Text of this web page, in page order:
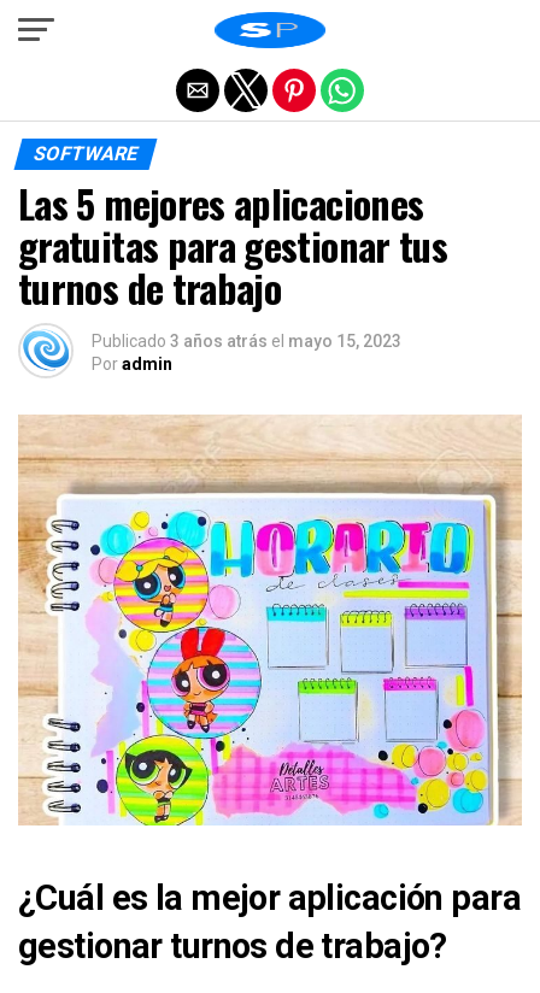
SOFTWARE
Las 5 mejores aplicaciones
gratuitas para gestionar tus
turnos de trabajo
Publicado 3 años atrás el mayo 15, 2023
Poradmin
¿Cuál es la mejor aplicación para
gestionar turnos de trabajo?
Salir de la versión móvil